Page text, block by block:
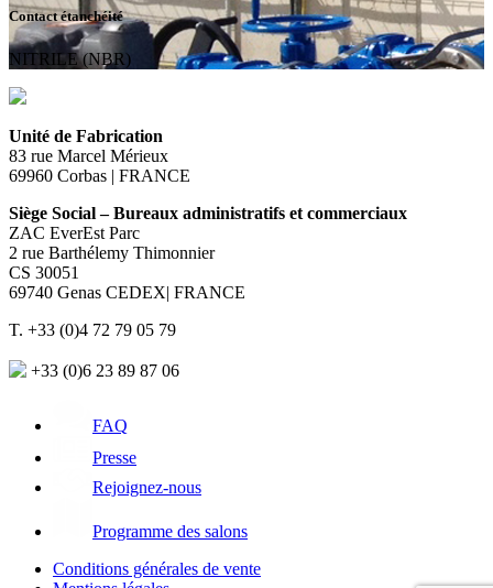
Contact étanchéité
NITRILE (NBR)
Unité de Fabrication
83 rue Marcel Mérieux
69960 Corbas | FRANCE
Siège Social – Bureaux administratifs et commerciaux
ZAC EverEst Parc
2 rue Barthélemy Thimonnier
CS 30051
69740 Genas CEDEX| FRANCE
T. +33 (0)4 72 79 05 79
+33 (0)6 23 89 87 06
FAQ
Presse
Rejoignez-nous
Programme des salons
Conditions générales de vente